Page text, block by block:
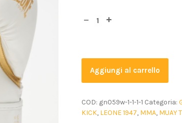
Aggiungi al carrello
COD: gn059w-1-1-1-1 Categoria:
KICK, LEONE 1947, MMA, MUAY